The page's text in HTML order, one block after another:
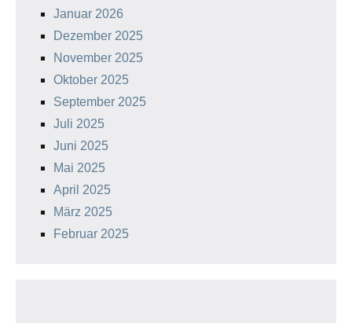
Januar 2026
Dezember 2025
November 2025
Oktober 2025
September 2025
Juli 2025
Juni 2025
Mai 2025
April 2025
März 2025
Februar 2025